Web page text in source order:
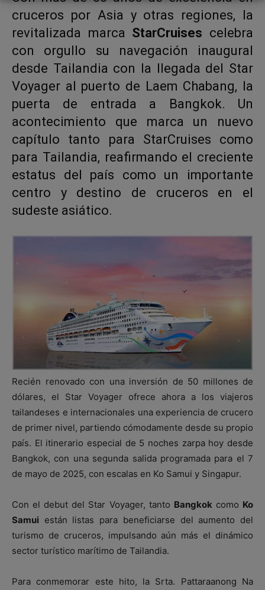
cruceros por Asia y otras regiones, la
revitalizada marca StarCruises celebra
con orgullo su navegación inaugural
desde Tailandia con la llegada del Star
Voyager al puerto de Laem Chabang, la
puerta de entrada a Bangkok. Un
acontecimiento que marca un nuevo
capítulo tanto para StarCruises como
para Tailandia, reafirmando el creciente
estatus del país como un importante
centro y destino de cruceros en el
sudeste asiático.
Recién renovado con una inversión de 50 millones de
dólares, el Star Voyager ofrece ahora a los viajeros
tailandeses e internacionales una experiencia de crucero
de primer nivel, partiendo cómodamente desde su propio
país. El itinerario especial de 5 noches zarpa hoy desde
Bangkok, con una segunda salida programada para el 7
de mayo de 2025, con escalas en Ko Samui y Singapur.
Con el debut del Star Voyager, tanto Bangkok como Ko
Samui están listas para beneficiarse del aumento del
turismo de cruceros, impulsando aún más el dinámico
sector turístico marítimo de Tailandia.
Para conmemorar este hito, la Srta. Pattaraanong Na